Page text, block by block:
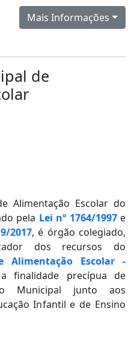
Mais Informações
de
Alimentação Escolar do
pela Lei nº 1764/1997e
2017, é órgão colegiado,
dos recursos do
Alimentação Escolar -
finalidade precípua de
Municipal junto aos
Infantil e de Ensino